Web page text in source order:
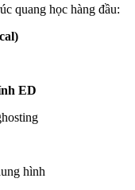
quang học hàng đầu:
ED
hình